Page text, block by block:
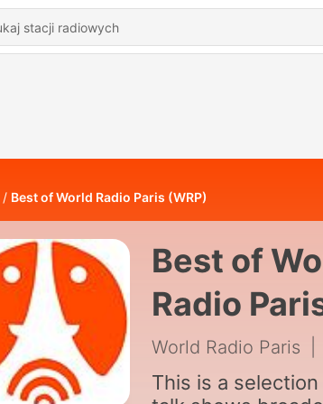
Best of World Radio Paris (WRP)
Best of
Radio
World Radio Paris
This is a